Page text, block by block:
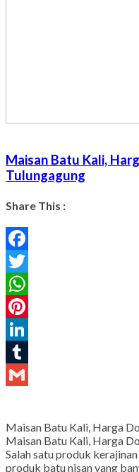
Maisan Batu Kali,
Tulungagung
Share This :
Facebook
Twitter
WhatsApp
Pinterest
LinkedIn
Tumblr
Maisan Batu Kali, Harga
Maisan Batu Kali, Harga
Salah satu produk
produk batu nisan yang